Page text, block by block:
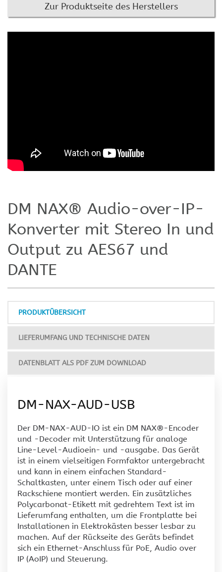
Zur Produktseite des Herstellers
DM NAX® Audio-over-IP-
Konverter mit Stereo In und
Output zu AES67 und
DANTE
PRODUKTÜBERSICHT
LIEFERUMFANG UND TECHNISCHE DATEN
DATENBLATT ALS PDF ZUM DOWNLOAD
DM-NAX-AUD-USB
Der DM-NAX-AUD-IO ist ein DM NAX®-Encoder
und -Decoder mit Unterstützung für analoge
Line-Level-Audioein- und -ausgabe. Das Gerät
ist in einem vielseitigen Formfaktor untergebracht
und kann in einem einfachen Standard-
Schaltkasten, unter einem Tisch oder auf einer
Rackschiene montiert werden. Ein zusätzliches
Polycarbonat-Etikett mit gedrehtem Text ist im
Lieferumfang enthalten, um die Frontplatte bei
Installationen in Elektrokästen besser lesbar zu
machen. Auf der Rückseite des Geräts befindet
sich ein Ethernet-Anschluss für PoE, Audio over
IP (AoIP) und Steuerung.